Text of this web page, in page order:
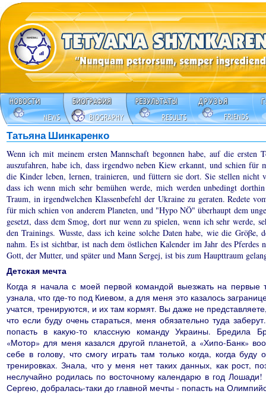
Татьяна Шинкаренко
Wenn ich mit meinem ersten Mannschaft begonnen habe, auf die ersten
auszufahren, habe ich, dass irgendwo neben Kiew erkannt, und schien
die Kinder leben, lernen, trainieren, und füttern sie dort. Sie stellen
dass ich wenn mich sehr bemühen werde, mich werden unbedingt
Traum, in irgendwelchen Klassenbefehl der Ukraine zu geraten. Redete
für mich schien von anderem Planeten, und "Hypo NÖ" überhaupt dem
gesetzt, dass dem Smog, dort nur wenn zu spielen, wenn ich sehr werde,
den Trainings. Wusste, dass ich keine solche Daten habe, wie die
nahm. Es ist sichtbar, ist nach dem östlichen Kalender im Jahr des
Gott, der Mutter, und später und Mann Sergej, ist bis zum Haupttraum
Детская мечта
Когда я начала с моей первой командой выезжать на первые
узнала, что где-то под Киевом, а для меня это казалось
учатся, тренируются, и их там кормят. Вы даже не
что если буду очень стараться, меня обязательно туда
попасть в какую-то классную команду Украины. Бредила
«Мотор» для меня казался другой планетой, а «Хипо-Банк»
себе в голову, что смогу играть там только когда, когда
тренировках. Знала, что у меня нет таких данных, как рост,
неслучайно родилась по восточному календарю в год
Сергею, добралась-таки до главной мечты - попасть на